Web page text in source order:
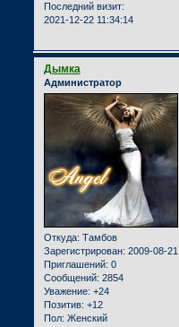
Последний визит:
2021-12-22 11:34:14
Дымка
Администратор
Откуда: Тамбов
Зарегистрирован: 2009-08-21
Приглашений: 0
Сообщений: 2854
Уважение: +24
Позитив: +12
Пол: Женский